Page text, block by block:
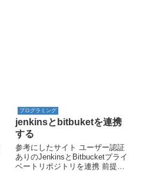
プログラミング
jenkinsとbitbuketを連携
する
参考にしたサイト ユーザー認証
ありのJenkinsとBitbucketプライ
ベートリポジトリを連携 前提